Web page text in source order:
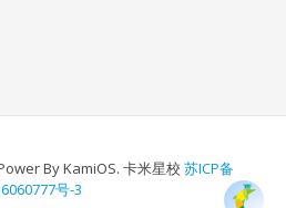
By KamiOS. 卡米星校 苏ICP备
号-3